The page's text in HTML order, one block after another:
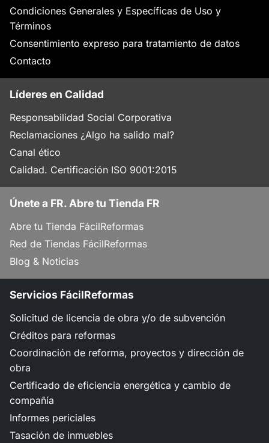
Condiciones Generales y Específicas de Uso y
Términos
Consentimiento expreso para tratamiento de datos
Contacto
Líderes en Calidad
Responsabilidad Social Corporativa
Reclamaciones ¿Algo ha salido mal?
Canal ético
Calidad. Certificación ISO 9001:2015
Únete a FR. Abre tu Tienda FR
Abre tu Tienda FácilReformas
Red de Tiendas FácilReformas
Blog & Noticias
Servicios FácilReformas
Solicitud de licencia de obra y/o de subvención
Créditos para reformas
Coordinación de reforma, proyectos y dirección de
obra
Certificado de eficiencia energética y cambio de
compañía
Informes periciales
Tasación de inmuebles